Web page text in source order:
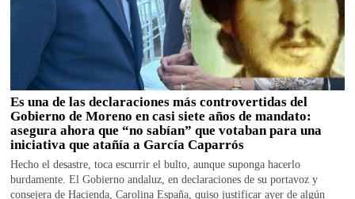
Es una de las declaraciones más controvertidas del
Gobierno de Moreno en casi siete años de mandato:
asegura ahora que “no sabían” que votaban para una
iniciativa que atañía a García Caparrós
Hecho el desastre, toca escurrir el bulto, aunque suponga hacerlo
burdamente. El Gobierno andaluz, en declaraciones de su portavoz y
consejera de Hacienda, Carolina España, quiso justificar ayer de algún